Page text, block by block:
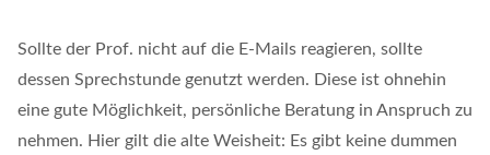
Sollte der Prof. nicht auf die E-Mails reagieren, sollte
dessen Sprechstunde genutzt werden. Diese ist ohnehin
eine gute Möglichkeit, persönliche Beratung in Anspruch zu
nehmen. Hier gilt die alte Weisheit: Es gibt keine dummen